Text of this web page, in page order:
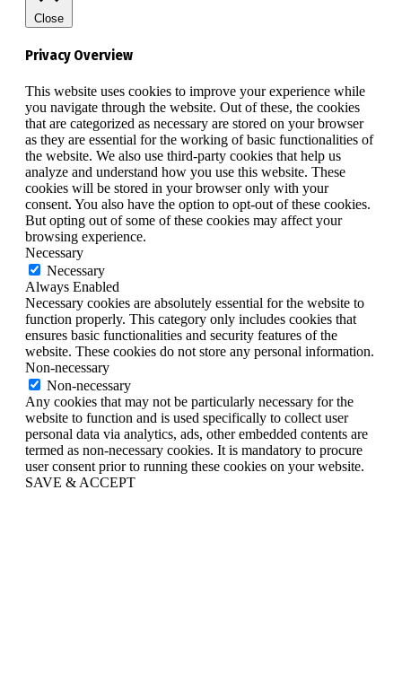
Close
Privacy Overview
This website uses cookies to improve your experience while
you navigate through the website. Out of these, the cookies
that are categorized as necessary are stored on your browser
as they are essential for the working of basic functionalities of
the website. We also use third-party cookies that help us
analyze and understand how you use this website. These
cookies will be stored in your browser only with your
consent. You also have the option to opt-out of these cookies.
But opting out of some of these cookies may affect your
browsing experience.
Necessary
Necessary
Always Enabled
Necessary cookies are absolutely essential for the website to
function properly. This category only includes cookies that
ensures basic functionalities and security features of the
website. These cookies do not store any personal information.
Non-necessary
Non-necessary
Any cookies that may not be particularly necessary for the
website to function and is used specifically to collect user
personal data via analytics, ads, other embedded contents are
termed as non-necessary cookies. It is mandatory to procure
user consent prior to running these cookies on your website.
SAVE & ACCEPT